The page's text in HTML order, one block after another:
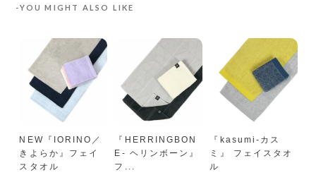
YOU MIGHT ALSO LIKE
NEW『IORINO／
きよらか』フェイ
スタオル
『HERRINGBON
E- ヘリンボーン』
フ...
『kasumi-カス
ミ』 フェイスタオ
ル